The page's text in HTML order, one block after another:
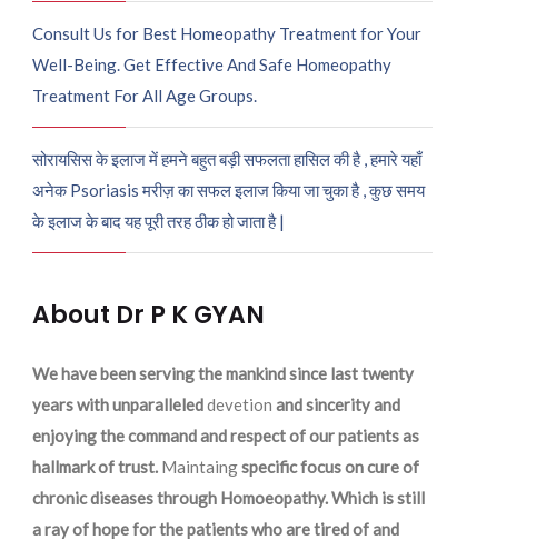
Consult Us for Best Homeopathy Treatment for Your
Well-Being. Get Effective And Safe Homeopathy
Treatment For All Age Groups.
सोरायसिस के इलाज में हमने बहुत बड़ी सफलता हासिल की है , हमारे यहाँ
अनेक Psoriasis मरीज़ का सफल इलाज किया जा चुका है , कुछ समय
के इलाज के बाद यह पूरी तरह ठीक हो जाता है |
About Dr P K GYAN
We have been serving the mankind since last twenty
years with unparalleleddevetion and sincerity and
enjoying the command and respect of our patients as
hallmark of trust. Maintaingspecific focus on cure of
chronic diseases through Homoeopathy. Which is still
a ray of hope for the patients who are tired of and